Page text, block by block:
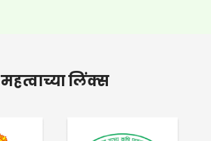
महत्वाच्या लिंक्स